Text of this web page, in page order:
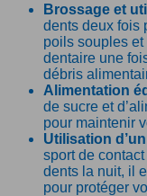
Brossage et
dents deux fois
poils souples et
dentaire une
débris
Alimentation
de sucre et
pour maintenir
Utilisation
sport de
dents la nuit, il
pour protéger